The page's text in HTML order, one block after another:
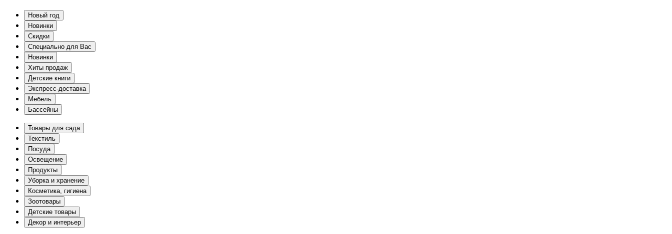
Новый год
Новинки
Скидки
Специально для Вас
Новинки
Хиты продаж
Детские книги
Экспресс-доставка
Мебель
Бассейны
Товары для сада
Текстиль
Посуда
Освещение
Продукты
Уборка и хранение
Косметика, гигиена
Зоотовары
Детские товары
Декор и интерьер